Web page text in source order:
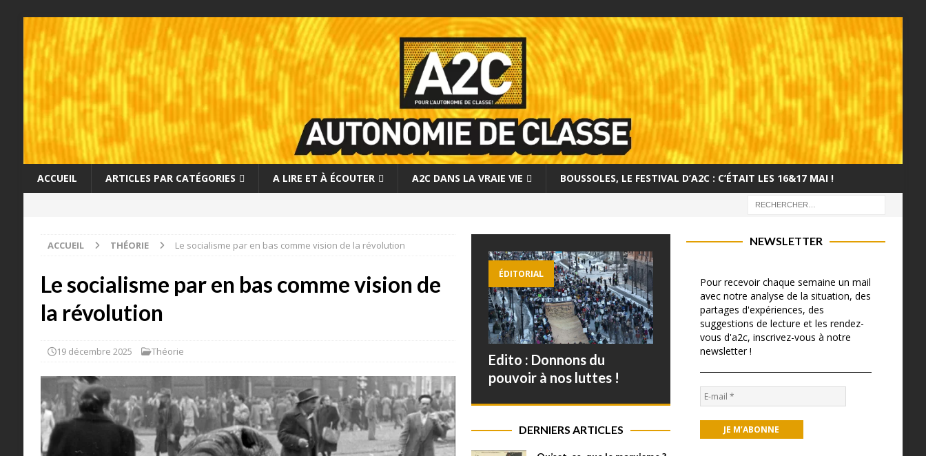
ACCUEIL ARTICLES PAR CATÉGORIES A LIRE ET À ÉCOUTER A2C DANS LA VRAIE VIE BOUSSOLES, LE FESTIVAL D’A2C : C’ÉTAIT LES 16&17 MAI !
ACCUEIL THÉORIE Le socialisme par en bas comme vision de la révolution
Le socialisme par en bas comme vision de
la révolution
19 décembre 2025 Théorie
ÉDITORIAL
Edito : Donnons du
pouvoir à nos luttes !
DERNIERS ARTICLES
NEWSLETTER
Pour recevoir chaque semaine un mail
avec notre analyse de la situation, des
partages d'expériences, des
suggestions de lecture et les rendez-
vous d'a2c, inscrivez-vous à notre
newsletter !